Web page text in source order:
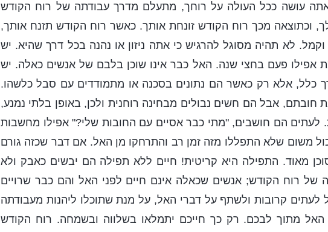
עושה ככל העולה על רוחך, מתעלם מדרך עבודתה של רוח הקודש
וכתוצאה מכך רוח הקודש זונחת אותך. כאשר רוח הקודש תזנח אותך,
לא תהיה מסוגל להרגיש כי אתה ניזון או נהנה בכל דרך שהיא. יש
אפילו פעם בחצי שנה. האל כבר אינו שוכן בלבם של אנשים כאלה. יש
כלל, אלא רק כאשר הם נתונים בסכנה או מתמודדים עם סבל כלשהו.
אבל הם חשים נבולים מבחינה רוחנית ולכן, באופן בלתי נמנע,
לעתים הם חושבים, "מתי כבר אסיים עם החובות שלי?" אפילו מחשבות
משום שלא התפללו מזה זמן רב והתרחקו מן האל. אם דבר שכזה גורם
מאוד. התפילה היא קריטית! חיים ללא תפילה הם יבשים כאבק ולא
של רוח הקודש; אנשים שכאלה אינם חיים לפני האל והם כבר שרויים
קרובות ולשתף על דברי האל, על מנת שתוכלו ליהנות מעבודתה
מתוך לבכם. רק כך חייכם יתמלאו בשלווה ובשמחה. רוח הקודש